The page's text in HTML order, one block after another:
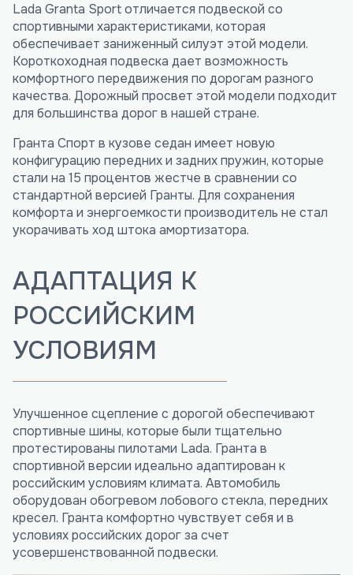
Lada Granta Sport отличается подвеской со
спортивными характеристиками, которая
обеспечивает заниженный силуэт этой модели.
Короткоходная подвеска дает возможность
комфортного передвижения по дорогам разного
качества. Дорожный просвет этой модели подходит
для большинства дорог в нашей стране.
Гранта Спорт в кузове седан имеет новую
конфигурацию передних и задних пружин, которые
стали на 15 процентов жестче в сравнении со
стандартной версией Гранты. Для сохранения
комфорта и энергоемкости производитель не стал
укорачивать ход штока амортизатора.
АДАПТАЦИЯ К
РОССИЙСКИМ
УСЛОВИЯМ
Улучшенное сцепление с дорогой обеспечивают
спортивные шины, которые были тщательно
протестированы пилотами Lada. Гранта в
спортивной версии идеально адаптирован к
российским условиям климата. Автомобиль
оборудован обогревом лобового стекла, передних
кресел. Гранта комфортно чувствует себя и в
условиях российских дорог за счет
усовершенствованной подвески.